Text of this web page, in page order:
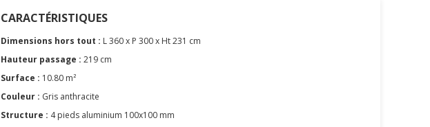
CARACTÉRISTIQUES
Dimensions hors tout : L 360 x P 300 x Ht 231 cm
Hauteur passage : 219 cm
Surface : 10.80 m²
Couleur : Gris anthracite
Structure : 4 pieds aluminium 100x100 mm